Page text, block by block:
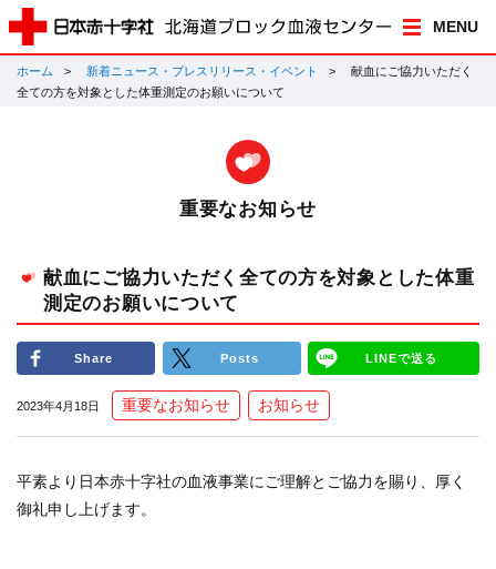
MENU
ホーム 新着ニュース・プレスリリース・イベント
献血にご協力いただく
全ての方を対象とした体重測定のお願いについて
重要なお知らせ
献血にご協力いただく全ての方を対象とした体重
測定のお願いについて
Share Posts LINEで送る
2023年4月18日 重要なお知らせ お知らせ
平素より日本赤十字社の血液事業にご理解とご協力を賜り、厚く
御礼申し上げます。